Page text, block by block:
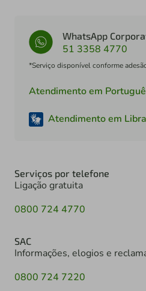
WhatsApp
51 3358 4770
*Serviço disponível conforme
Atendimento em
Atendimento em
Serviços por telefone
Ligação gratuita
0800 724 4770
SAC
Informações, elogios e
0800 724 7220